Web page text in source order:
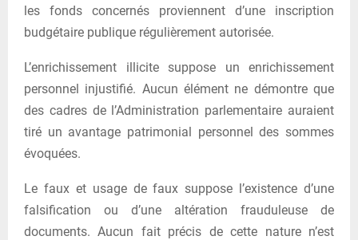
les fonds concernés proviennent d’une inscription
budgétaire publique régulièrement autorisée.
L’enrichissement illicite suppose un enrichissement
personnel injustifié. Aucun élément ne démontre que
des cadres de l’Administration parlementaire auraient
tiré un avantage patrimonial personnel des sommes
évoquées.
Le faux et usage de faux suppose l’existence d’une
falsification ou d’une altération frauduleuse de
documents. Aucun fait précis de cette nature n’est